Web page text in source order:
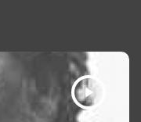
play_arrow